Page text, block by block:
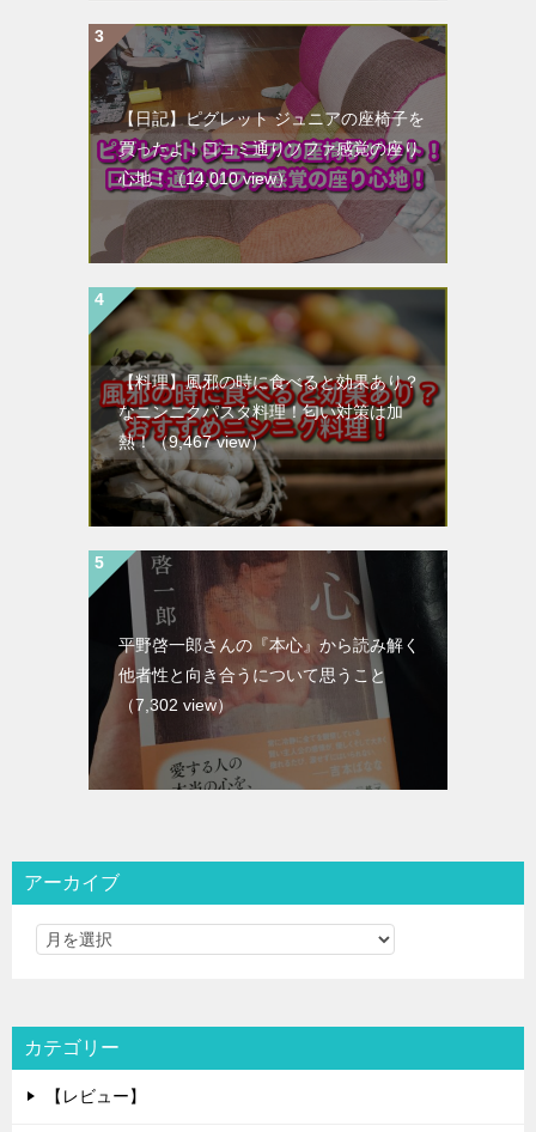
【日記】ピグレット ジュニアの座椅子を
買ったよ！口コミ通りソファ感覚の座り
心地！（14,010 view）
【料理】風邪の時に食べると効果あり？
なニンニクパスタ料理！匂い対策は加
熱！（9,467 view）
平野啓一郎さんの『本心』から読み解く
他者性と向き合うについて思うこと
（7,302 view）
アーカイブ
カテゴリー
【レビュー】